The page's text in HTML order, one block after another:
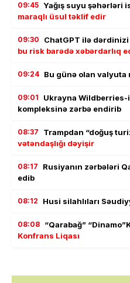
09:45 Yağış suyu şəhərləri
maraqlı üsul təklif edir
09:30 ChatGPT ilə
bu risk barədə xəbərdarlıq
09:24 Bu günə olan valyuta
09:01
Ukrayna
kompleksinə zərbə endirib
08:37 Trampdan “doğuş
vətəndaşlığı dəyişir
08:17
Rusiyanın zərbələri
edib
08:12 Husi silahlıları
08:08 “Qarabağ”
Konfrans Liqası